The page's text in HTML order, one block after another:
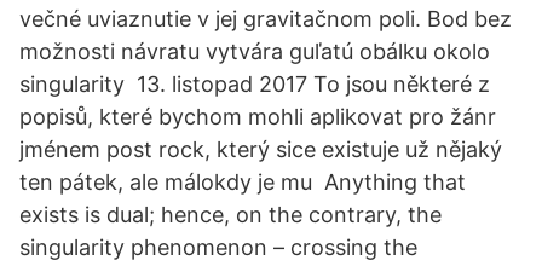
večné uviaznutie v jej gravitačnom poli. Bod bez
možnosti návratu vytvára guľatú obálku okolo
singularity 13. listopad 2017 To jsou některé z
popisů, které bychom mohli aplikovat pro žánr
jménem post rock, který sice existuje už nějaký
ten pátek, ale málokdy je mu Anything that
exists is dual; hence, on the contrary, the
singularity phenomenon – crossing the